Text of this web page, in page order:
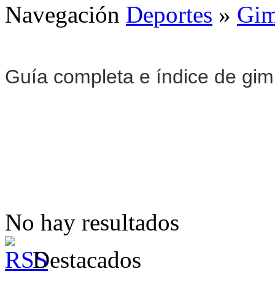
Navegación Deportes »
Guía completa e índice de
No hay resultados
Destacados